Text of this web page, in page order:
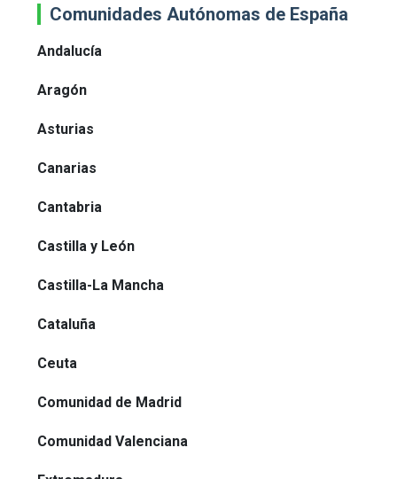
Comunidades Autónomas de España
Andalucía
Aragón
Asturias
Canarias
Cantabria
Castilla y León
Castilla-La Mancha
Cataluña
Ceuta
Comunidad de Madrid
Comunidad Valenciana